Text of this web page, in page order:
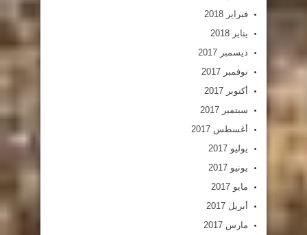
فبراير 2018
يناير 2018
ديسمبر 2017
نوفمبر 2017
أكتوبر 2017
سبتمبر 2017
أغسطس 2017
يوليو 2017
يونيو 2017
مايو 2017
أبريل 2017
مارس 2017